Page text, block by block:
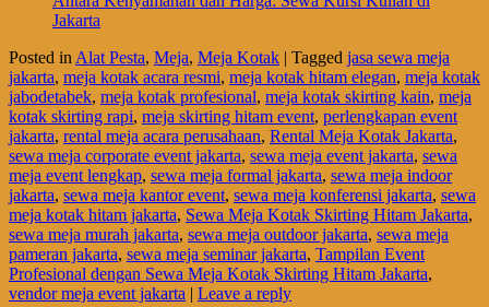
Jakarta
Posted in Alat Pesta, Meja, Meja Kotak | Tagged jasa sewa meja
jakarta, meja kotak acara resmi, meja kotak hitam elegan, meja kotak
jabodetabek, meja kotak profesional, meja kotak skirting kain, meja
kotak skirting rapi, meja skirting hitam event, perlengkapan event
jakarta, rental meja acara perusahaan, Rental Meja Kotak Jakarta,
sewa meja corporate event jakarta, sewa meja event jakarta, sewa
meja event lengkap, sewa meja formal jakarta, sewa meja indoor
jakarta, sewa meja kantor event, sewa meja konferensi jakarta, sewa
meja kotak hitam jakarta, Sewa Meja Kotak Skirting Hitam Jakarta,
sewa meja murah jakarta, sewa meja outdoor jakarta, sewa meja
pameran jakarta, sewa meja seminar jakarta, Tampilan Event
Profesional dengan Sewa Meja Kotak Skirting Hitam Jakarta,
vendor meja event jakarta | Leave a reply